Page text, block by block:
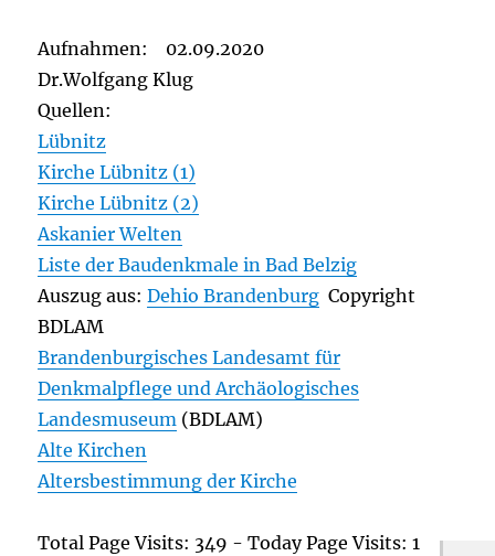
Aufnahmen: 02.09.2020
Dr.Wolfgang Klug
Quellen:
Lübnitz
Kirche Lübnitz (1)
Kirche Lübnitz (2)
Askanier Welten
Liste der Baudenkmale in Bad Belzig
Auszug aus:Dehio Brandenburg Copyright
BDLAM
Brandenburgisches Landesamt für
Denkmalpflege und Archäologisches
Landesmuseum (BDLAM)
Alte Kirchen
Altersbestimmung der Kirche
Total Page Visits: 349 - Today Page Visits: 1